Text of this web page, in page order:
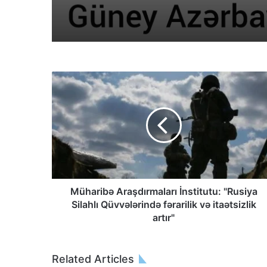
Müharibə Araşdırmaları İnstitutu: "Rusiya
Silahlı Qüvvələrində fərarilik və itaətsizlik
artır"
Related Articles